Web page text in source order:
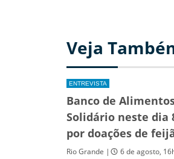
Veja
ENTREVISTA
Banco de
Solidário neste dia
por doações de
Rio Grande | 6 de agosto,